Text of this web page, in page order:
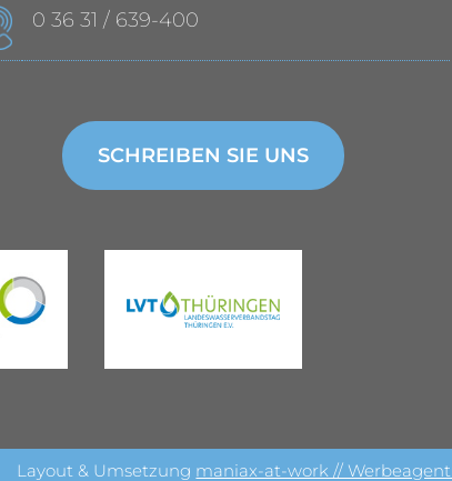
0 36 31 / 639-400
SCHREIBEN SIE UNS
Layout & Umsetzung maniax-at-work //